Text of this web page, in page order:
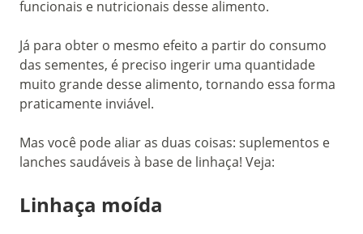
funcionais e nutricionais desse alimento.
Já para obter o mesmo efeito a partir do consumo
das sementes, é preciso ingerir uma quantidade
muito grande desse alimento, tornando essa forma
praticamente inviável.
Mas você pode aliar as duas coisas: suplementos e
lanches saudáveis à base de linhaça! Veja:
Linhaça moída